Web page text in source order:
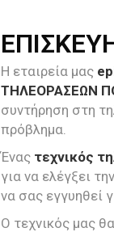
Η εταιρεία μας
ΤΗΛΕΟΡΑΣΕΩΝ
συντήρηση στη
πρόβλημα.
Ένας τεχνικός
για να ελέγξει
να σας εγγυηθεί
Ο τεχνικός μας